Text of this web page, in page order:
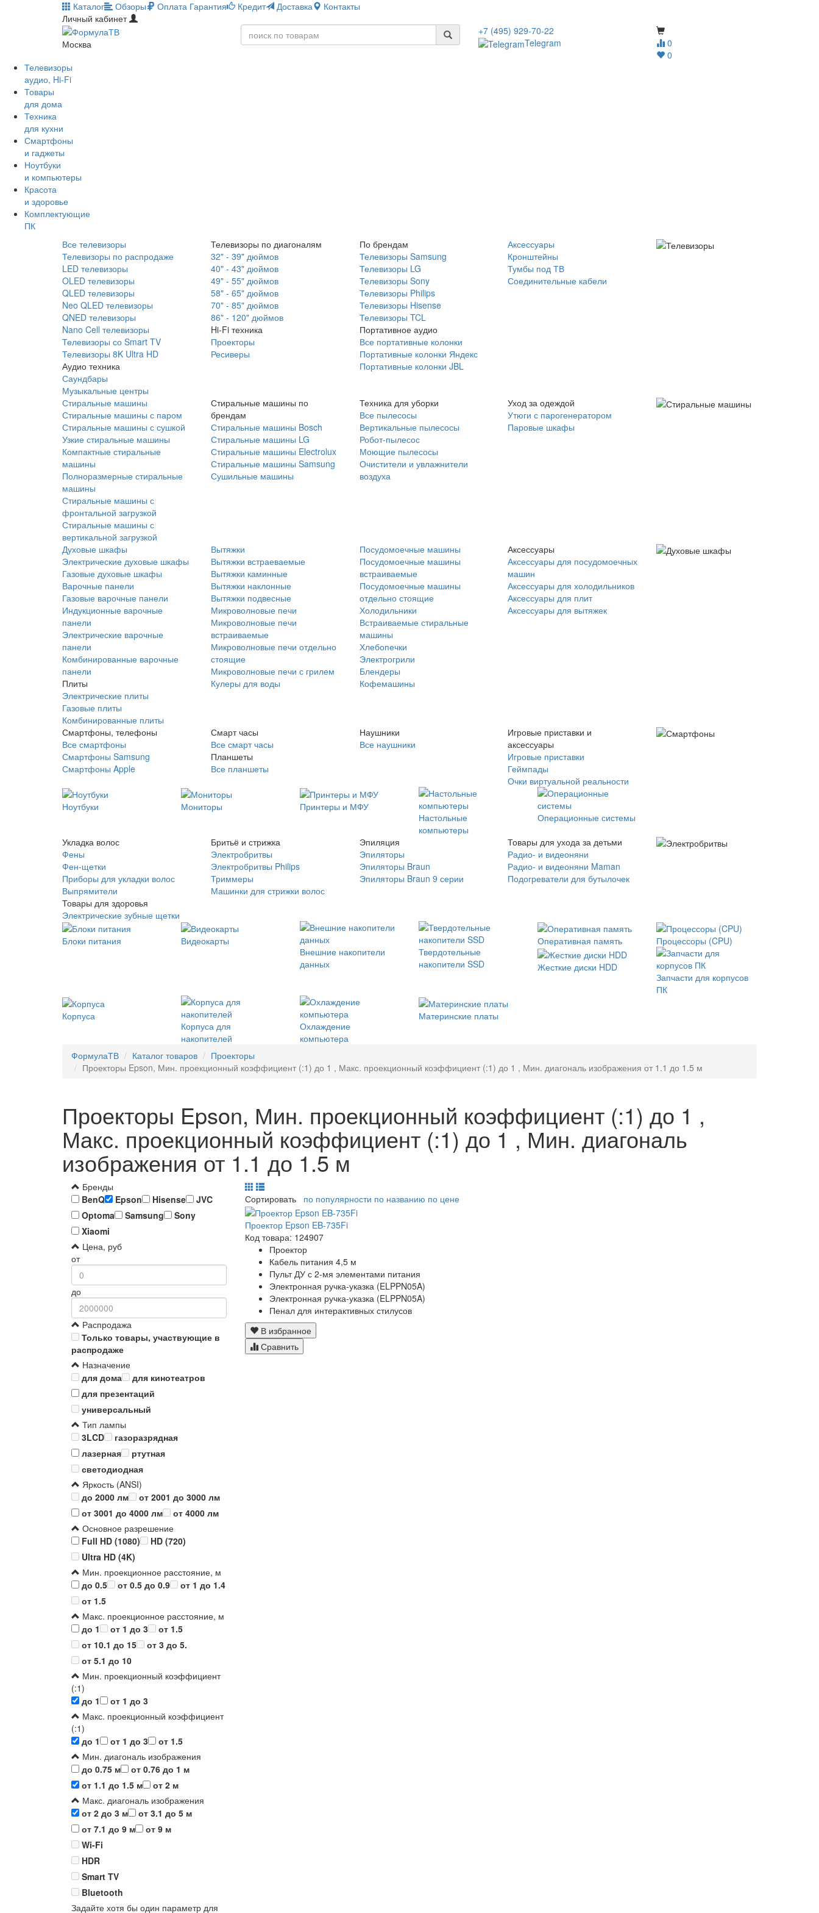
Каталог Обзоры Оплата Гарантия Кредит Доставка
Контакты
Личный кабинет
Москва
0
0
+7 (495) 929-70-22
Telegram
Телевизоры
аудио, Hi-Fi
Товары
для дома
Техника
для кухни
Смартфоны
и гаджеты
Ноутбуки
и компьютеры
Красота
и здоровье
Комплектующие
ПК
Все телевизоры
Телевизоры по распродаже
LED телевизоры
OLED телевизоры
QLED телевизоры
Neo QLED телевизоры
QNED телевизоры
Nano Cell телевизоры
Телевизоры со Smart TV
Телевизоры 8K Ultra HD
Аудио техника
Саундбары
Музыкальные центры
Телевизоры по диагоналям
32" - 39" дюймов
40" - 43" дюймов
49" - 55" дюймов
58" - 65" дюймов
70" - 85" дюймов
86" - 120" дюймов
Hi-Fi техника
Проекторы
Ресиверы
По брендам
Телевизоры Samsung
Телевизоры LG
Телевизоры Sony
Телевизоры Philips
Телевизоры Hisense
Телевизоры TCL
Портативное аудио
Все портативные колонки
Портативные колонки Яндекс
Портативные колонки JBL
Аксессуары
Кронштейны
Тумбы под ТВ
Соединительные кабели
Стиральные машины
Стиральные машины с паром
Стиральные машины с сушкой
Узкие стиральные машины
Компактные стиральные
машины
Полноразмерные стиральные
машины
Стиральные машины с
фронтальной загрузкой
Стиральные машины с
вертикальной загрузкой
Стиральные машины по
брендам
Стиральные машины Bosch
Стиральные машины LG
Стиральные машины Electrolux
Стиральные машины Samsung
Сушильные машины
Техника для уборки
Все пылесосы
Вертикальные пылесосы
Робот-пылесос
Моющие пылесосы
Очистители и увлажнители
воздуха
Уход за одеждой
Утюги с парогенератором
Паровые шкафы
Духовые шкафы
Электрические духовые шкафы
Газовые духовые шкафы
Варочные панели
Газовые варочные панели
Индукционные варочные
панели
Электрические варочные
панели
Комбинированные варочные
панели
Плиты
Электрические плиты
Газовые плиты
Комбинированные плиты
Вытяжки
Вытяжки встраеваемые
Вытяжки каминные
Вытяжки наклонные
Вытяжки подвесные
Микроволновые печи
Микроволновые печи
встраиваемые
Микроволновые печи отдельно
стоящие
Микроволновые печи с грилем
Кулеры для воды
Посудомоечные машины
Посудомоечные машины
встраиваемые
Посудомоечные машины
отдельно стоящие
Холодильники
Встраиваемые стиральные
машины
Хлебопечки
Электрогрили
Блендеры
Кофемашины
Аксессуары
Аксессуары для посудомоечных
машин
Аксессуары для холодильников
Аксессуары для плит
Аксессуары для вытяжек
Смартфоны, телефоны
Все смартфоны
Смартфоны Samsung
Смартфоны Apple
Смарт часы
Все смарт часы
Планшеты
Все планшеты
Наушники
Все наушники
Игровые приставки и
аксессуары
Игровые приставки
Геймпады
Очки виртуальной реальности
Ноутбуки Мониторы
Принтеры и МФУ
Настольные
компьютеры
Операционные системы
Укладка волос
Фены
Фен-щетки
Приборы для укладки волос
Выпрямители
Товары для здоровья
Электрические зубные щетки
Бритьё и стрижка
Электробритвы
Электробритвы Philips
Триммеры
Машинки для стрижки волос
Эпиляция
Эпиляторы
Эпиляторы Braun
Эпиляторы Braun 9 серии
Товары для ухода за детьми
Радио- и видеоняни
Радио- и видеоняни Maman
Подогреватели для бутылочек
Блоки питания
Видеокарты
Внешние накопители
данных
Твердотельные
накопители SSD
Оперативная память Процессоры (CPU)
Жесткие диски HDD
Запчасти для корпусов
ПК
Корпуса
Корпуса для
накопителей
Охлаждение
компьютера
Материнские платы
ФормулаТВ Каталог товаров
Проекторы
Проекторы Epson, Мин. проекционный коэффициент (:1) до 1 , Макс. проекционный коэффициент (:1) до 1 , Мин. диагональ изображения от 1.1 до 1.5 м
Проекторы Epson, Мин. проекционный коэффициент (:1) до 1 ,
Макс. проекционный коэффициент (:1) до 1 , Мин. диагональ
изображения от 1.1 до 1.5 м
Бренды
BenQ
Epson Hisense
JVC
Optoma
Samsung
Sony
Xiaomi
Цена, руб
от
до
Распродажа
Только товары, участвующие в
распродаже
Назначение
для дома
для кинотеатров
для презентаций
универсальный
Тип лампы
3LCD
газоразрядная
лазерная
ртутная
светодиодная
Яркость (ANSI)
до 2000 лм
от 2001 до 3000 лм
от 3001 до 4000 лм
от 4000 лм
Основное разрешение
Full HD (1080)
HD (720)
Ultra HD (4K)
Мин. проекционное расстояние, м
до 0.5
от 0.5 до 0.9
от 1 до 1.4
от 1.5
Макс. проекционное расстояние, м
до 1
от 1 до 3
от 1.5
от 10.1 до 15
от 3 до 5.
от 5.1 до 10
Мин. проекционный коэффициент
(:1)
до 1
от 1 до 3
Макс. проекционный коэффициент
(:1)
до 1
от 1 до 3
от 1.5
Мин. диагональ изображения
до 0.75 м
от 0.76 до 1 м
от 1.1 до 1.5 м
от 2 м
Макс. диагональ изображения
от 2 до 3 м
от 3.1 до 5 м
от 7.1 до 9 м
от 9 м
Wi-Fi
HDR
Smart TV
Bluetooth
Задайте хотя бы один параметр для
Сортировать по популярности по названию по цене
Проектор Epson EB-735Fi
Код товара: 124907
Проектор
Кабель питания 4,5 м
Пульт ДУ с 2-мя элементами питания
Электронная ручка-указка (ELPPN05A)
Электронная ручка-указка (ELPPN05A)
Пенал для интерактивных стилусов
В избранное
Сравнить